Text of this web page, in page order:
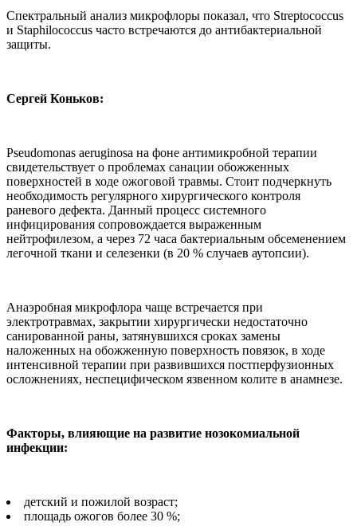
Спектральный анализ микрофлоры показал, что Streptococcus
и Staphilococcus часто встречаются до антибактериальной
защиты.
Сергей Коньков:
Pseudomonas aeruginosa на фоне антимикробной терапии
свидетельствует о проблемах санации обожженных
поверхностей в ходе ожоговой травмы. Стоит подчеркнуть
необходимость регулярного хирургического контроля
раневого дефекта. Данный процесс системного
инфицирования сопровождается выраженным
нейтрофилезом, а через 72 часа бактериальным обсеменением
легочной ткани и селезенки (в 20 % случаев аутопсии).
Анаэробная микрофлора чаще встречается при
электротравмах, закрытии хирургически недостаточно
санированной раны, затянувшихся сроках замены
наложенных на обожженную поверхность повязок, в ходе
интенсивной терапии при развившихся постперфузионных
осложнениях, неспецифическом язвенном колите в анамнезе.
Факторы, влияющие на развитие нозокомиальной
инфекции:
детский и пожилой возраст;
площадь ожогов более 30 %;